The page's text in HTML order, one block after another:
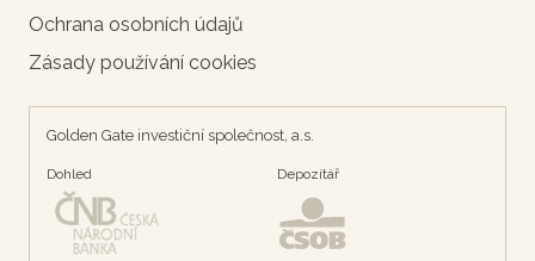
Ochrana osobních údajů
Zásady používání cookies
Golden Gate investiční společnost, a.s.
Dohled Depozítář